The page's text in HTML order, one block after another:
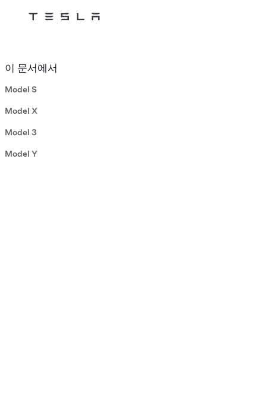
Tesla
이 문서에서
Model S
Model X
Model 3
Model Y